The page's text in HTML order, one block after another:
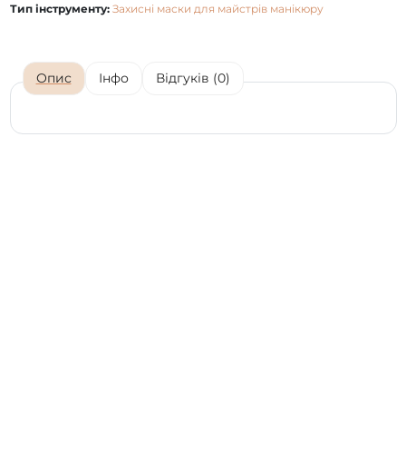
Тип інструменту: Захисні маски для майстрів манікюру
Опис Інфо Відгуків (0)